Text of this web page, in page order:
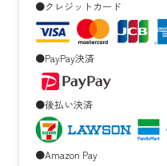
●クレジットカード
●PayPay決済
●後払い決済
●Amazon Pay